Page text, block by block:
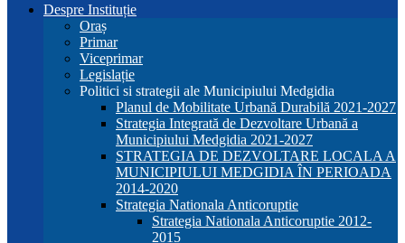
Despre Instituție
Oraș
Primar
Viceprimar
Legislație
Politici si strategii ale Municipiului Medgidia
Planul de Mobilitate Urbană Durabilă 2021-2027
Strategia Integrată de Dezvoltare Urbană a
Municipiului Medgidia 2021-2027
STRATEGIA DE DEZVOLTARE LOCALA A
MUNICIPIULUI MEDGIDIA ÎN PERIOADA
2014-2020
Strategia Nationala Anticoruptie
Strategia Nationala Anticoruptie 2012-
2015